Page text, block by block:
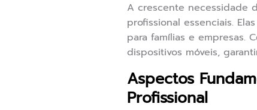
A crescente necessidade
profissional essenciais.
para famílias e empresas.
dispositivos móveis,
Aspectos
Profissional